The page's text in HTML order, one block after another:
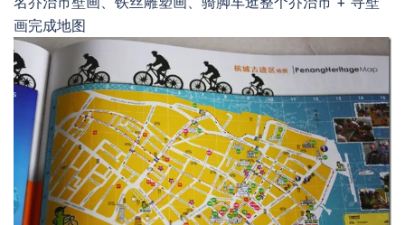
画完成地图